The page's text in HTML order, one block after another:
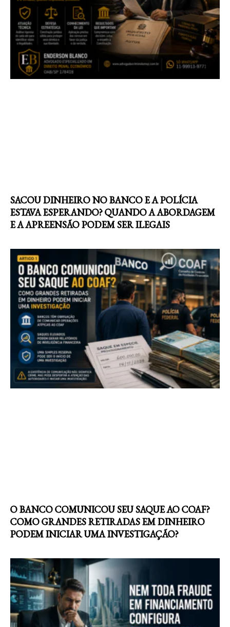
SACOU DINHEIRO NO BANCO E A POLÍCIA
ESTAVA ESPERANDO? QUANDO A ABORDAGEM
E A APREENSÃO PODEM SER ILEGAIS
O BANCO COMUNICOU SEU SAQUE AO COAF?
COMO GRANDES RETIRADAS EM DINHEIRO
PODEM INICIAR UMA INVESTIGAÇÃO?